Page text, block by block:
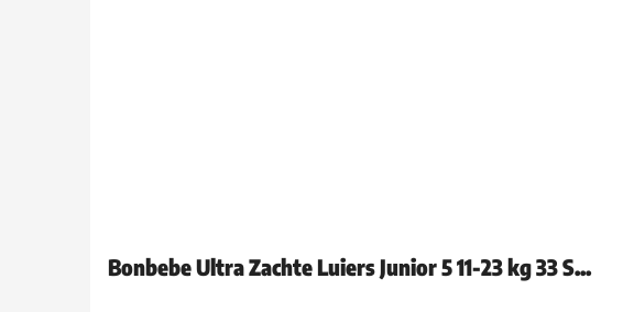
Bonbebe Ultra Zachte Luiers Junior 5 11-23 kg 33 S...